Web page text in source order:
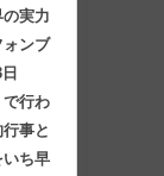
実力
ォンブ
で行わ
事と
いち早